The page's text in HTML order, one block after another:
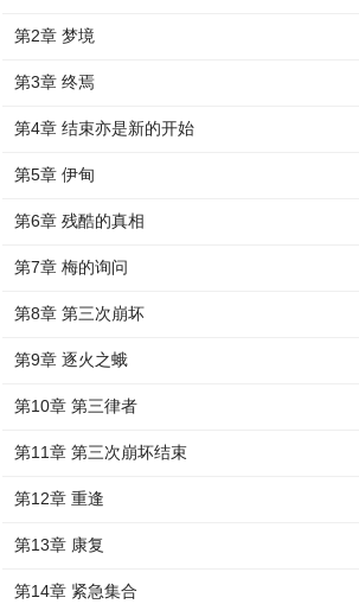
第2章 梦境
第3章 终焉
第4章 结束亦是新的开始
第5章 伊甸
第6章 残酷的真相
第7章 梅的询问
第8章 第三次崩坏
第9章 逐火之蛾
第10章 第三律者
第11章 第三次崩坏结束
第12章 重逢
第13章 康复
第14章 紧急集合